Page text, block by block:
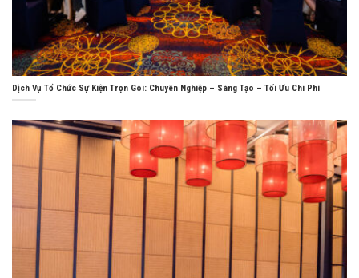
Dịch Vụ Tổ Chức Sự Kiện Trọn Gói: Chuyên Nghiệp – Sáng Tạo – Tối Ưu Chi Phí